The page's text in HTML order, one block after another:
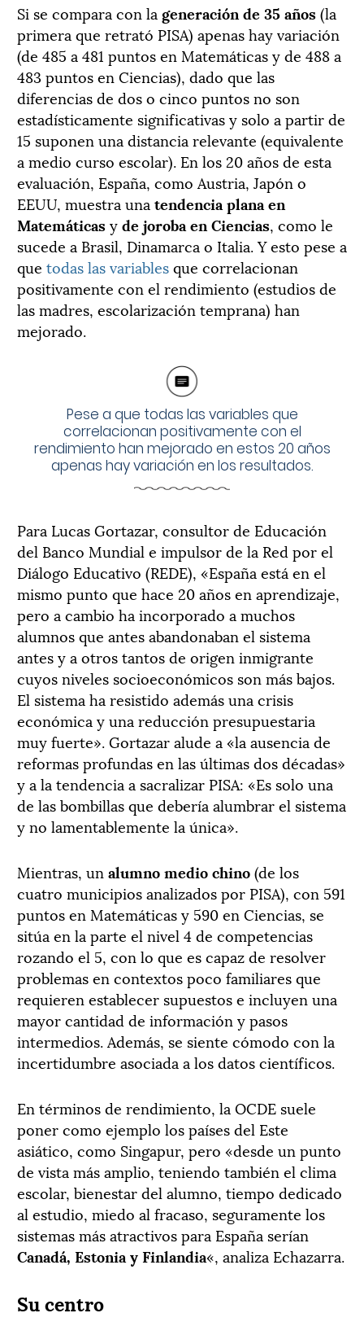
Si se compara con la generación de 35 años(la
primera que retrató PISA) apenas hay variación
(de 485 a 481 puntos en Matemáticas y de 488 a
483 puntos en Ciencias), dado que las
diferencias de dos o cinco puntos no son
estadísticamente significativas y solo a partir de
15 suponen una distancia relevante (equivalente
a medio curso escolar). En los 20 años de esta
evaluación, España, como Austria, Japón o
EEUU, muestra una tendencia plana en
Matemáticasyde joroba en Ciencias, como le
sucede a Brasil, Dinamarca o Italia. Y esto pese a
que todas las variablesque correlacionan
positivamente con el rendimiento (estudios de
las madres, escolarización temprana) han
mejorado.
Pese a que todas las variables que
correlacionan positivamente con el
rendimiento han mejorado en estos 20 años
apenas hay variación en los resultados.
Para Lucas Gortazar, consultor de Educación
del Banco Mundial e impulsor de la Red por el
Diálogo Educativo (REDE), «España está en el
mismo punto que hace 20 años en aprendizaje,
pero a cambio ha incorporado a muchos
alumnos que antes abandonaban el sistema
antes y a otros tantos de origen inmigrante
cuyos niveles socioeconómicos son más bajos.
El sistema ha resistido además una crisis
económica y una reducción presupuestaria
muy fuerte». Gortazar alude a «la ausencia de
reformas profundas en las últimas dos décadas»
y a la tendencia a sacralizar PISA: «Es solo una
de las bombillas que debería alumbrar el sistema
y no lamentablemente la única».
Mientras, un alumno medio chino(de los
cuatro municipios analizados por PISA), con 591
puntos en Matemáticas y 590 en Ciencias, se
sitúa en la parte el nivel 4 de competencias
rozando el 5, con lo que es capaz de resolver
problemas en contextos poco familiares que
requieren establecer supuestos e incluyen una
mayor cantidad de información y pasos
intermedios. Además, se siente cómodo con la
incertidumbre asociada a los datos científicos.
En términos de rendimiento, la OCDE suele
poner como ejemplo los países del Este
asiático, como Singapur, pero «desde un punto
de vista más amplio, teniendo también el clima
escolar, bienestar del alumno, tiempo dedicado
al estudio, miedo al fracaso, seguramente los
sistemas más atractivos para España serían
Canadá, Estonia y Finlandia«, analiza Echazarra.
Su centro